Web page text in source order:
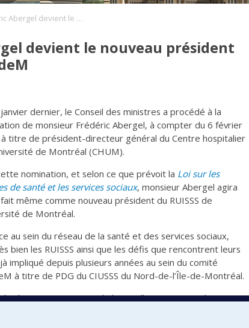
M. Frédéric Abergel devient le nouveau président du RUISSS de l’UdeM
devient le nouveau président
dernier, le Conseil des ministres a procédé à la
de monsieur Frédéric Abergel, à compter du 6 février
titre de président-directeur général du Centre hospitalier
de Montréal (CHUM).
nomination, et selon ce que prévoit la Loi sur les
de santé et les services sociaux, monsieur Abergel agira
même comme nouveau président du RUISSS de
de Montréal.
au sein du réseau de la santé et des services sociaux,
bien les RUISSS ainsi que les défis que rencontrent leurs
impliqué depuis plusieurs années au sein du comité
à titre de PDG du CIUSSS du Nord-de-l’Île-de-Montréal.
l’UdeM est impatiente de l’accueillir et sera ravi de